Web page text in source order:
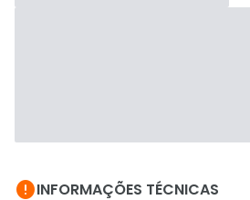
INFORMAÇÕES TÉCNICAS